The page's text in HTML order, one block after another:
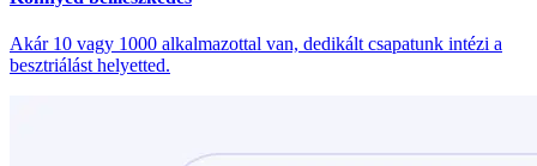
Akár 10 vagy 1000 alkalmazottal van, dedikált csapatunk intézi a
besztriálást helyetted.